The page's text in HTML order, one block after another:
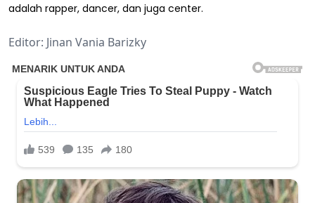
adalah rapper, dancer, dan juga center.
Editor: Jinan Vania Barizky